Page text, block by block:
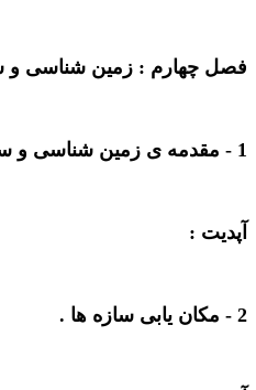
فصل چهارم : زمین شناسی و
1 - مقدمه ی زمین شناسی و
آپدیت :
2 - مکان یابی سازه ها .